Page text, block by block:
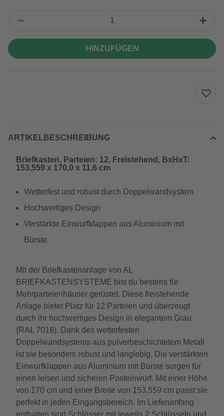
HINZUFÜGEN
ARTIKELBESCHREIBUNG
Briefkasten, Parteien: 12, Freistehend, BxHxT:
153,559 x 170,0 x 11,6 cm
Wetterfest und robust durch Doppelwandsystem
Hochwertiges Design
Verstärkte Einwurfklappen aus Aluminium mit
Bürste
Mit der Briefkastenanlage von AL
BRIEFKASTENSYSTEME bist du bestens für
Mehrparteienhäuser gerüstet. Diese freistehende
Anlage bietet Platz für 12 Parteien und überzeugt
durch ihr hochwertiges Design in elegantem Grau
(RAL 7016). Dank des wetterfesten
Doppelwandsystems aus pulverbeschichtetem Metall
ist sie besonders robust und langlebig. Die verstärkten
Einwurfklappen aus Aluminium mit Bürste sorgen für
einen leisen und sicheren Posteinwurf. Mit einer Höhe
von 170 cm und einer Breite von 153,559 cm passt sie
perfekt in jeden Eingangsbereich. Im Lieferumfang
enthalten sind Schlösser mit jeweils 2 Schlüsseln und